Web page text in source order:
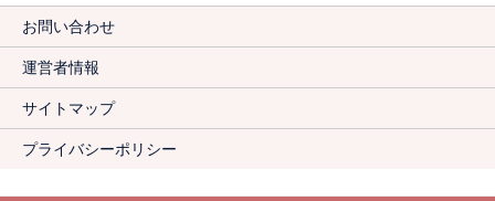
お問い合わせ
運営者情報
サイトマップ
プライバシーポリシー